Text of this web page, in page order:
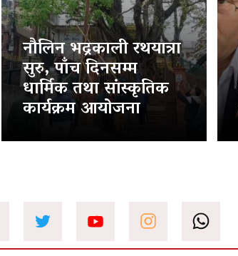
नौलिन भद्रकाली रथयात्रा
सुरु, पाँच दिनसम्म
धार्मिक तथा सांस्कृतिक
कार्यक्रम आयोजना